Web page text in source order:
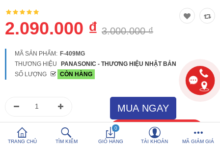
TRANG CHỦ TÌM KIẾM
0
GIỎ HÀNG TÀI KHOẢN MÃ GIẢM GIÁ
2.090.000 ₫ 3.000.000 ₫
MÃ SẢN PHẨM: F‑409MG
THƯƠNG HIỆU
PANASONIC - THƯƠNG HIỆU NHẬT BẢN
SỐ LƯỢNG
CÒN HÀNG